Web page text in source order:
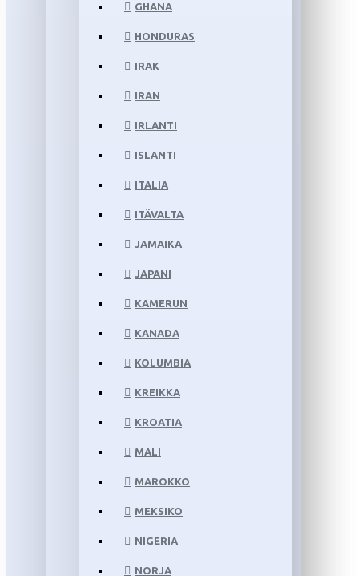
GHANA
HONDURAS
IRAK
IRAN
IRLANTI
ISLANTI
ITALIA
ITÄVALTA
JAMAIKA
JAPANI
KAMERUN
KANADA
KOLUMBIA
KREIKKA
KROATIA
MALI
MAROKKO
MEKSIKO
NIGERIA
NORJA